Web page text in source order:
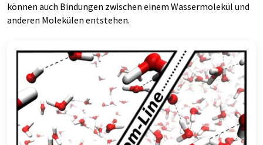
können auch Bindungen zwischen einem Wassermolekül und
anderen Molekülen entstehen.